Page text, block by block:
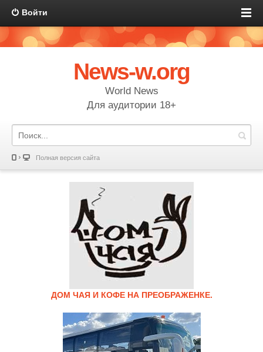
Войти
News-w.org
World News
Для аудитории 18+
Полная версия сайта
ДОМ ЧАЯ И КОФЕ НА ПРЕОБРАЖЕНКЕ.